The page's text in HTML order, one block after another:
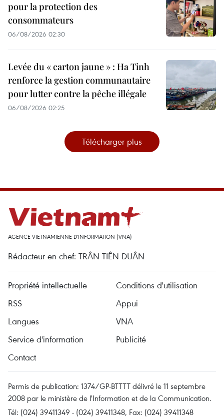
pour la protection des
consommateurs
06/08/2026 02:30
Levée du « carton jaune » : Ha Tinh
renforce la gestion communautaire
pour lutter contre la pêche illégale
06/08/2026 02:25
Télécharger plus
AGENCE VIETNAMIENNE D'INFORMATION (VNA)
Rédacteur en chef: TRÂN TIÊN DUÂN
Propriété intellectuelle
Conditions d'utilisation
RSS
Appui
Langues
VNA
Service d'information
Publicité
Contact
Permis de publication: 1374/GP-BTTTT délivré le 11 septembre
2008 par le ministère de l'Information et de la Communication.
Tél: (024) 39411349 - (024) 39411348, Fax: (024) 39411348